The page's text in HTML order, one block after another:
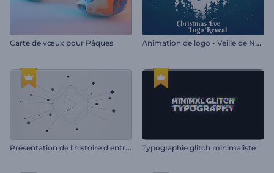
Carte de vœux pour Pâques A
nimation de logo - Veille de Noël
P
résentation de l'histoire d'entreprise Typographie glitch minimaliste